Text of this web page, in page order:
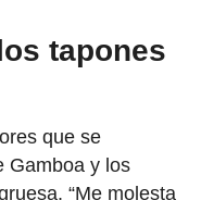
tapones
que se
Gamboa y los
“Me molesta